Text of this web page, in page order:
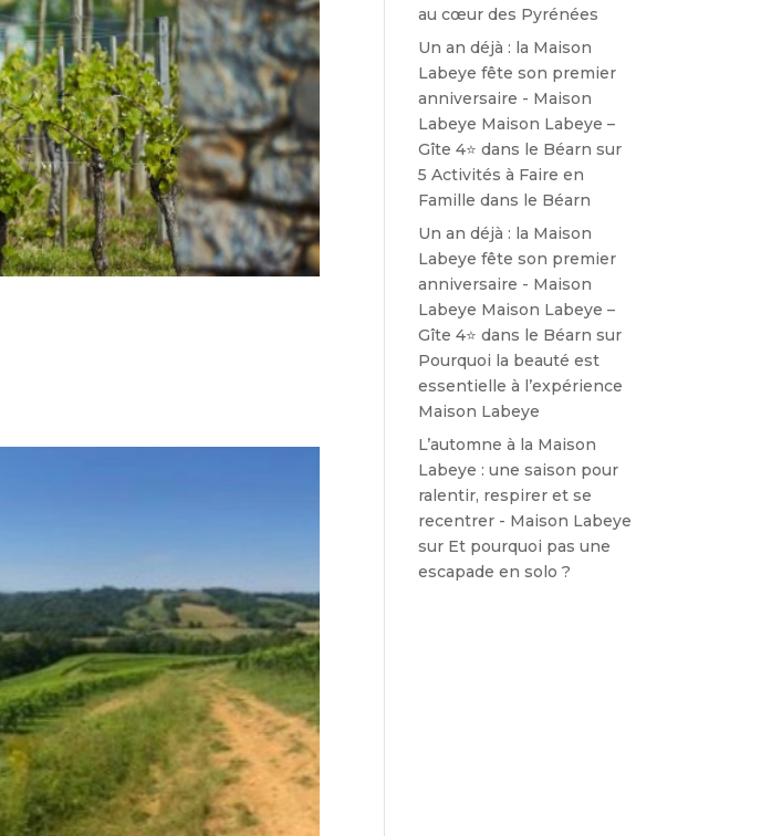
au cœur des Pyrénées
Un an déjà : la Maison
Labeye fête son premier
anniversaire - Maison
Labeye Maison Labeye –
Gîte 4⭐ dans le Béarn sur
5 Activités à Faire en
Famille dans le Béarn
Un an déjà : la Maison
Labeye fête son premier
anniversaire - Maison
Labeye Maison Labeye –
Gîte 4⭐ dans le Béarn sur
Pourquoi la beauté est
essentielle à l’expérience
Maison Labeye
L’automne à la Maison
Labeye : une saison pour
ralentir, respirer et se
recentrer - Maison Labeye
sur Et pourquoi pas une
escapade en solo ?